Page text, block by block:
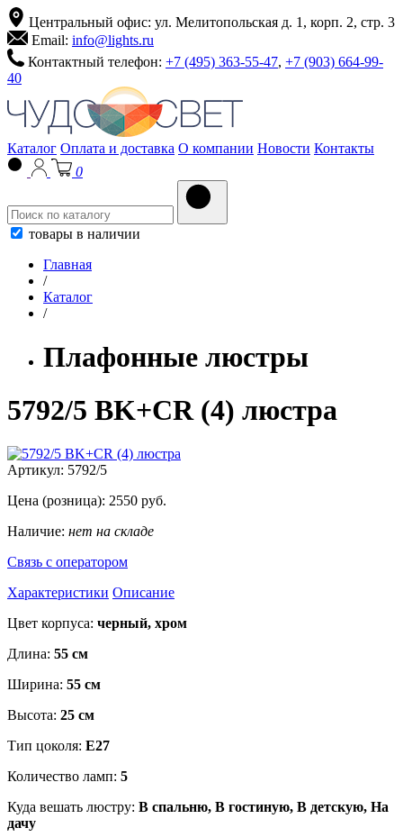
Центральный офис: ул. Мелитопольская д. 1, корп. 2, стр. 3
Email: info@lights.ru
Контактный телефон: +7 (495) 363-55-47, +7 (903) 664-99-
40
Каталог Оплата и доставка О компании Новости Контакты
0
товары в наличии
Главная
/
Каталог
/
Плафонные люстры
5792/5 BK+CR (4) люстра
Артикул: 5792/5
Цена (розница): 2550 руб.
Наличие: нет на складе
Связь с оператором
Характеристики Описание
Цвет корпуса: черный, хром
Длина: 55 см
Ширина: 55 см
Высота: 25 см
Тип цоколя: E27
Количество ламп: 5
Куда вешать люстру: В спальню, В гостиную, В детскую, На
дачу